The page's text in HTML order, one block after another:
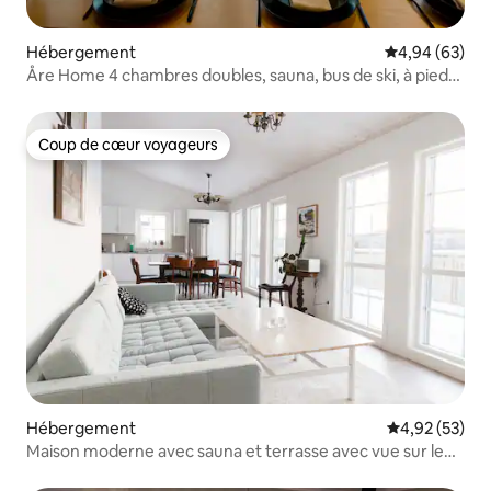
Hébergement Évaluation
4,94 (63)
Åre Home 4 chambres doubles, sauna, bus de ski, à pied
Coup de cœur voyageurs
Coup de cœur voyageurs
Hébergement Évaluation
4,92 (53)
Maison moderne avec sauna et terrasse avec vue sur le